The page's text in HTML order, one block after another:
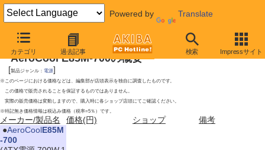
Powered by Translate
カテゴリ 過去記事 検索 Impressサイト
2009年8月29日号
AeroCool E85M-700の概要
[製品ジャンル： 電源]
※このページにおける価格などは、編集部が店頭表示を独自に調査したものです。
この価格で販売されることを保証するものではありません。
実際の販売価格は変動しますので、購入時に各ショップ店頭にてご確認ください。
※特記無き価格情報は税込み価格（税率=5％）です。
メーカー/製品名 価格(円) ショップ
備考
●AeroCoolE85M
-700